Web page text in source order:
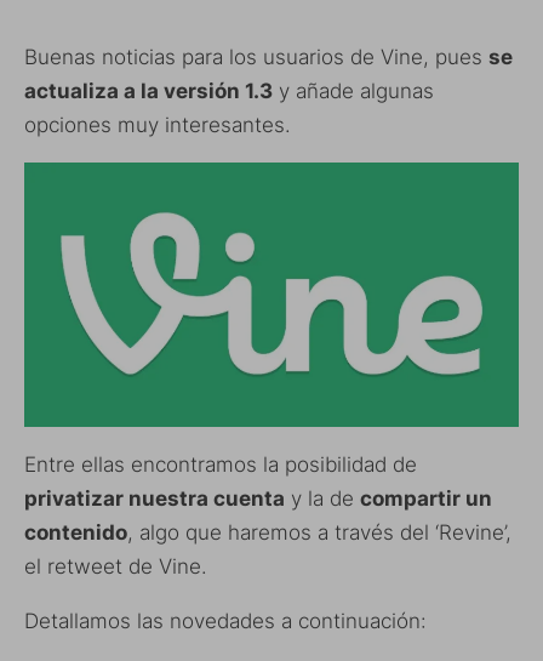
Buenas noticias para los usuarios de Vine, pues se
actualiza a la versión 1.3 y añade algunas
opciones muy interesantes.
Entre ellas encontramos la posibilidad de
privatizar nuestra cuenta y la de compartir un
contenido, algo que haremos a través del ‘Revine’,
el retweet de Vine.
Detallamos las novedades a continuación: